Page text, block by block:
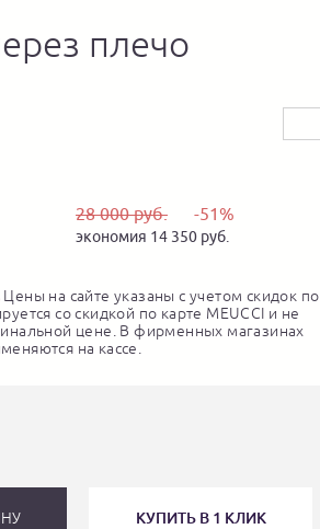
плечо
28 000 руб. -51%
экономия 14 350 руб.
Цены на сайте указаны с учетом скидок по
со скидкой по карте MEUCCI и не
цене. В фирменных магазинах
на кассе.
КУПИТЬ В 1 КЛИК